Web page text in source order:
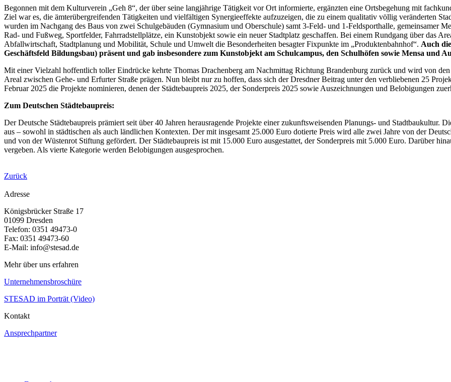
Begonnen mit dem Kulturverein „Geh 8“, der über seine langjährige Tätigkeit vor Ort informierte, ergänzten eine Ortsbegehung mit
Ziel war es, die ämterübergreifenden Tätigkeiten und vielfältigen Synergieeffekte aufzuzeigen, die zu einem qualitativ völlig veränderten
wurden im Nachgang des Baus von zwei Schulgebäuden (Gymnasium und Oberschule) samt 3-Feld- und 1-Feldsporthalle, gemeinsamer
Rad- und Fußweg, Sportfelder, Fahrradstellplätze, ein Kunstobjekt sowie ein neuer Stadtplatz geschaffen. Bei einem Rundgang über das
Abfallwirtschaft, Stadtplanung und Mobilität, Schule und Umwelt die Besonderheiten besagter Fixpunkte im „Produktenbahnhof“. Auch
Geschäftsfeld Bildungsbau) präsent und gab insbesondere zum Kunstobjekt am Schulcampus, den Schulhöfen sowie Mensa und
Mit einer Vielzahl hoffentlich toller Eindrücke kehrte Thomas Drachenberg am Nachmittag Richtung Brandenburg zurück und wird von
Areal zwischen Gehe- und Erfurter Straße prägen. Nun bleibt nur zu hoffen, dass sich der Dresdner Beitrag unter den verbliebenen 25
Februar 2025 die Projekte nominieren, denen der Städtebaupreis 2025, der Sonderpreis 2025 sowie Auszeichnungen und Belobigungen
Zum Deutschen Städtebaupreis:
Der Deutsche Städtebaupreis prämiert seit über 40 Jahren herausragende Projekte einer zukunftsweisenden Planungs- und Stadtbaukultur.
aus – sowohl in städtischen als auch ländlichen Kontexten. Der mit insgesamt 25.000 Euro dotierte Preis wird alle zwei Jahre von der
und von der Wüstenrot Stiftung gefördert. Der Städtebaupreis ist mit 15.000 Euro ausgestattet, der Sonderpreis mit 5.000 Euro. Darüber
vergeben. Als vierte Kategorie werden Belobigungen ausgesprochen.
Zurück
Adresse
Königsbrücker Straße 17
01099 Dresden
Telefon: 0351 49473-0
Fax: 0351 49473-60
E-Mail: info@stesad.de
Mehr über uns erfahren
Unternehmensbroschüre
STESAD im Porträt (Video)
Kontakt
Ansprechpartner